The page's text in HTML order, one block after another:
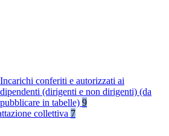
Incarichi conferiti e autorizzati ai
dipendenti (dirigenti e non dirigenti) (da
pubblicare in tabelle) 9
collettiva 7